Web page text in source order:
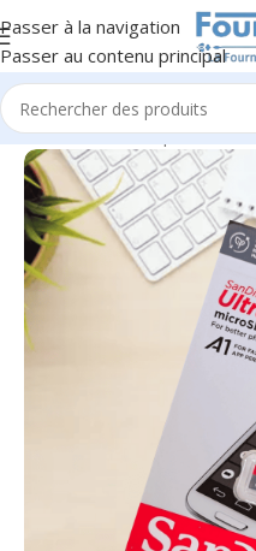
Passer à la navigation
Passer au contenu principal
Accueil/Informatique &